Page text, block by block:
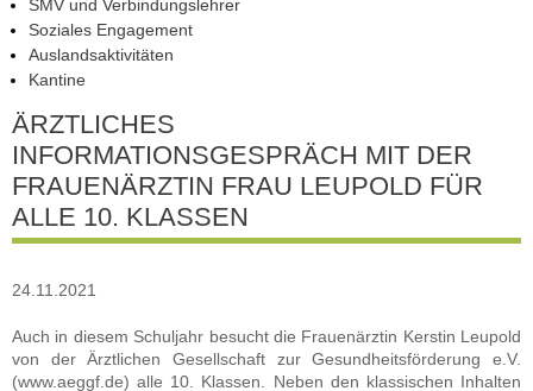
SMV und Verbindungslehrer
Soziales Engagement
Auslandsaktivitäten
Kantine
ÄRZTLICHES
INFORMATIONSGESPRÄCH MIT DER
FRAUENÄRZTIN FRAU LEUPOLD FÜR
ALLE 10. KLASSEN
24.11.2021
Auch in diesem Schuljahr besucht die Frauenärztin Kerstin Leupold
von der Ärztlichen Gesellschaft zur Gesundheitsförderung e.V.
(www.aeggf.de) alle 10. Klassen. Neben den klassischen Inhalten